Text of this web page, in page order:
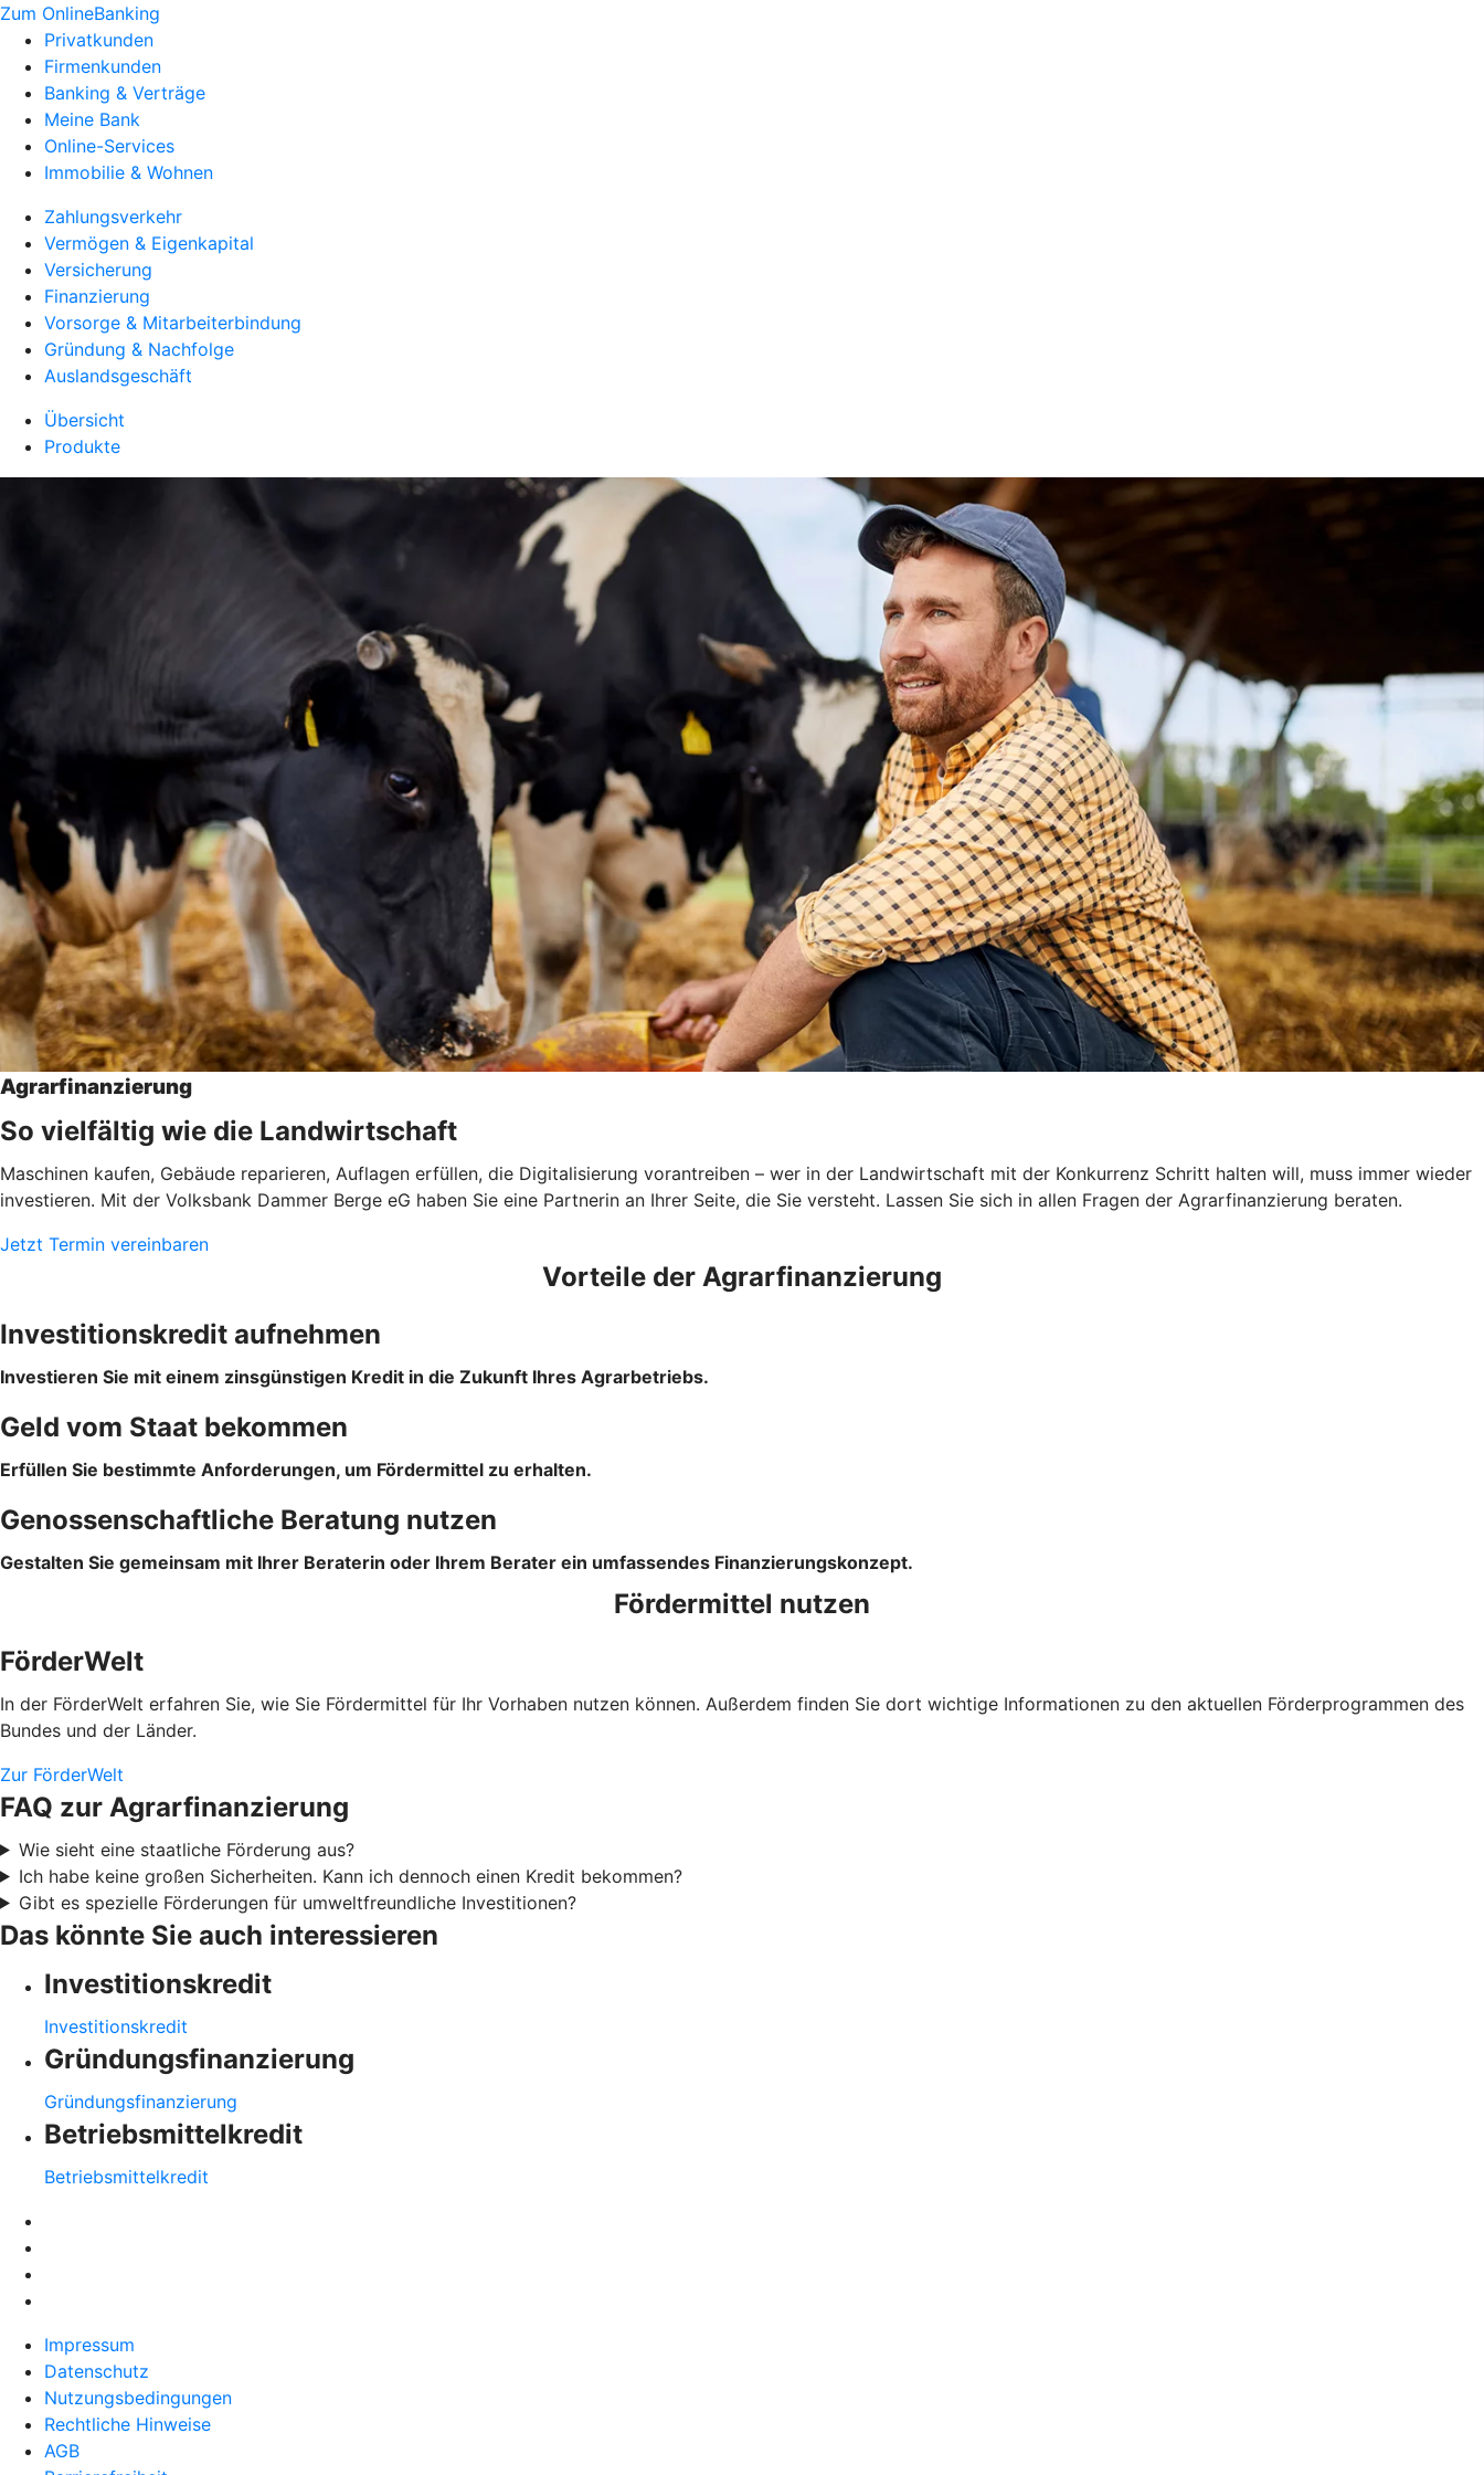
Zum OnlineBanking
Privatkunden
Firmenkunden
Banking & Verträge
Meine Bank
Online-Services
Immobilie & Wohnen
Zahlungsverkehr
Vermögen & Eigenkapital
Versicherung
Finanzierung
Vorsorge & Mitarbeiterbindung
Gründung & Nachfolge
Auslandsgeschäft
Übersicht
Produkte
Agrarfinanzierung
So vielfältig wie die Landwirtschaft
Maschinen kaufen, Gebäude reparieren, Auflagen erfüllen, die Digitalisierung vorantreiben – wer in der Landwirtschaft mit der Konkurrenz Schritt halten will, muss immer wieder
investieren. Mit der Volksbank Dammer Berge eG haben Sie eine Partnerin an Ihrer Seite, die Sie versteht. Lassen Sie sich in allen Fragen der Agrarfinanzierung beraten.
Jetzt Termin vereinbaren
Vorteile der Agrarfinanzierung
Investitionskredit aufnehmen
Investieren Sie mit einem zinsgünstigen Kredit in die Zukunft Ihres Agrarbetriebs.
Geld vom Staat bekommen
Erfüllen Sie bestimmte Anforderungen, um Fördermittel zu erhalten.
Genossenschaftliche Beratung nutzen
Gestalten Sie gemeinsam mit Ihrer Beraterin oder Ihrem Berater ein umfassendes Finanzierungskonzept.
Fördermittel nutzen
FörderWelt
In der FörderWelt erfahren Sie, wie Sie Fördermittel für Ihr Vorhaben nutzen können. Außerdem finden Sie dort wichtige Informationen zu den aktuellen Förderprogrammen des
Bundes und der Länder.
Zur FörderWelt
FAQ zur Agrarfinanzierung
Wie sieht eine staatliche Förderung aus?
Ich habe keine großen Sicherheiten. Kann ich dennoch einen Kredit bekommen?
Gibt es spezielle Förderungen für umweltfreundliche Investitionen?
Das könnte Sie auch interessieren
Investitionskredit
Investitionskredit
Gründungsfinanzierung
Gründungsfinanzierung
Betriebsmittelkredit
Betriebsmittelkredit
Impressum
Datenschutz
Nutzungsbedingungen
Rechtliche Hinweise
AGB